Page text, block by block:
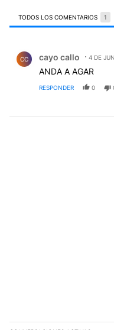
TODOS LOS COMENTARIOS 1
CC cayo callo 4 DE
ANDA A AGAR
RESPONDER 0